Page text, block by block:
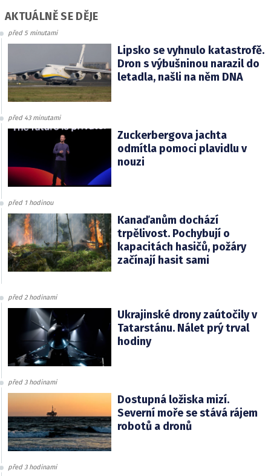
AKTUÁLNĚ SE DĚJE
před 5 minutami
Lipsko se vyhnulo katastrofě.
Dron s výbušninou narazil do
letadla, našli na něm DNA
před 43 minutami
Zuckerbergova jachta
odmítla pomoci plavidlu v
nouzi
před 1 hodinou
Kanaďanům dochází
trpělivost. Pochybují o
kapacitách hasičů, požáry
začínají hasit sami
před 2 hodinami
Ukrajinské drony zaútočily v
Tatarstánu. Nálet prý trval
hodiny
před 3 hodinami
Dostupná ložiska mizí.
Severní moře se stává rájem
robotů a dronů
před 3 hodinami